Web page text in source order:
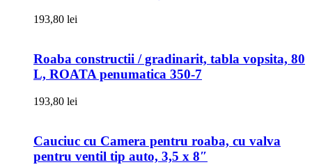
193,80 lei
Roaba constructii / gradinarit, tabla vopsita, 80
L, ROATA penumatica 350-7
193,80 lei
Cauciuc cu Camera pentru roaba, cu valva
pentru ventil tip auto, 3,5 x 8″